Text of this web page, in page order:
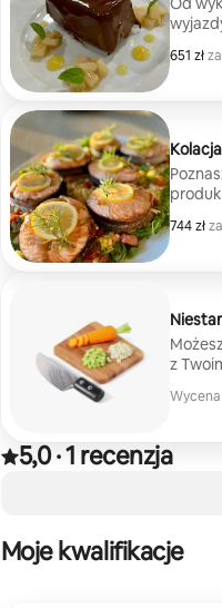
651 zł
651 zł
744 zł
744 zł
z
Ocena 5,0 na 5 gwiazdek na
5,0
, ·1 recenzja
Moje kwalifikacje